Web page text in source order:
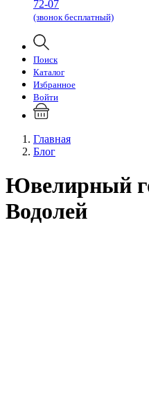
72-07
(звонок бесплатный)
Поиск
Каталог
Избранное
Войти
Главная
Блог
Ювелирный
Водолей